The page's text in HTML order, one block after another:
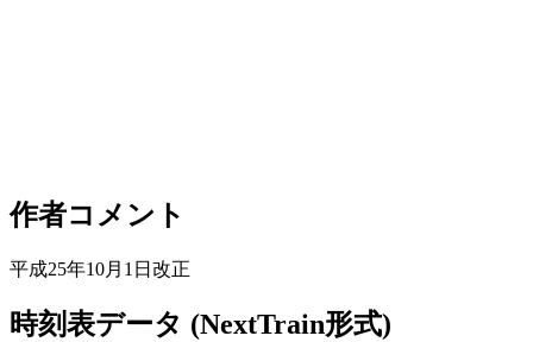
作者コメント
平成25年10月1日改正
時刻表データ (NextTrain形式)